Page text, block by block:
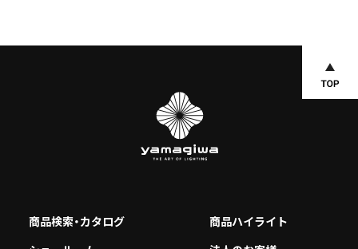
商品検索・カタログ
商品ハイライト